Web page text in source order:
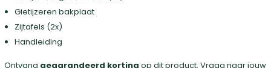
Gietijzeren bakplaat
Zijtafels (2x)
Handleiding
Ontvang gegarandeerd korting op dit product. Vraag naar jouw